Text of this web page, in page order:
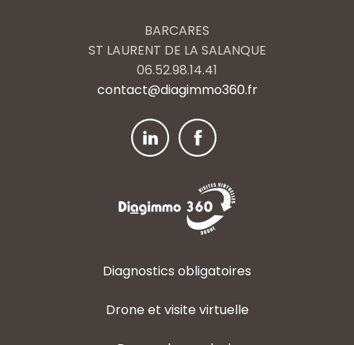
BARCARES
ST LAURENT DE LA SALANQUE
06.52.98.14.41
contact@diagimmo360.fr
Diagnostics obligatoires
Drone et visite virtuelle